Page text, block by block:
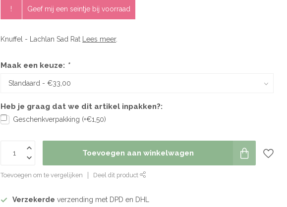
! Geef mij een seintje bij voorraad
Knuffel - Lachlan Sad Rat Lees meer.
Maak een keuze: *
Heb je graag dat we dit artikel inpakken?:
Geschenkverpakking (+€1,50)
Toevoegen aan winkelwagen
Toevoegen om te vergelijken Deel dit product
Verzekerde verzending met DPD en DHL